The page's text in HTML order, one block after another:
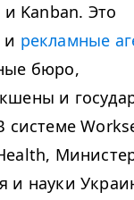
Kanban. Это
и рекламные
бюро,
и
системе
и науки